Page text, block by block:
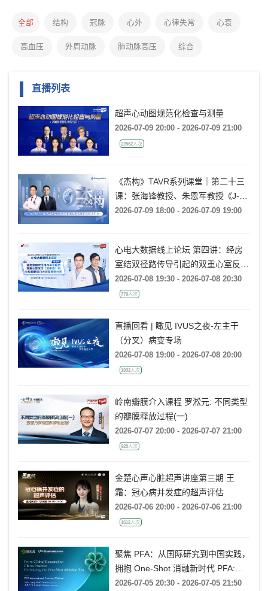
全部 结构 冠脉 心外 心律失常 心衰
高血压 外周动脉 肺动脉高压 综合
直播列表
超声心动图规范化检查与测量
2026-07-09 20:00 - 2026-07-09 21:00
22552人次
《杰构》TAVR系列课堂｜第二十三
课：张海锋教授、朱恩军教授《J-
VALVE TF 治疗超大左心室流出道
2026-07-09 18:00 - 2026-07-09 19:00
心电大数据线上论坛 第四讲：经房
室结双径路传导引起的双重心室反应
(非折返)的心电图特征及大数据案例
分析
2026-07-08 19:30 - 2026-07-08 20:30
779人次
直播回看 | 瞰见 IVUS之夜-左主干
（分叉）病变专场
2026-07-08 19:00 - 2026-07-08 20:00
1932人次
岭南瓣膜介入课程 罗淞元: 不同类型
的瓣膜释放过程(一)
2026-07-07 20:00 - 2026-07-07 21:00
920人次
金楚心声心脏超声讲座第三期 王
霜：冠心病并发症的超声评估
2026-07-06 20:00 - 2026-07-06 21:00
1612人次
聚焦 PFA：从国际研究到中国实践，
拥抱 One-Shot 消融新时代 PFA:
From Global Research to China
2026-07-05 20:30 - 2026-07-05 21:50